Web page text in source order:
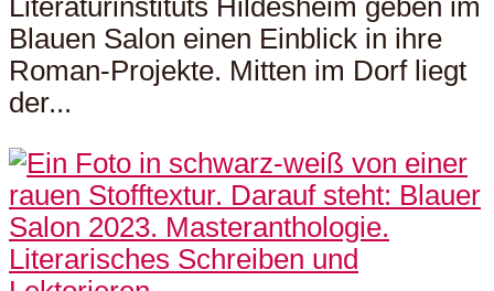
Literaturinstituts Hildesheim geben im
Blauen Salon einen Einblick in ihre
Roman-Projekte. Mitten im Dorf liegt
der...